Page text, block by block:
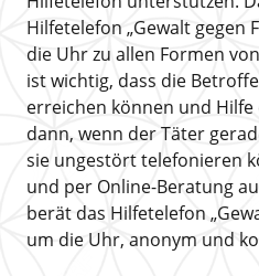
Hilfetelefon „Gewalt gegen
die Uhr zu allen Formen
ist wichtig, dass die
erreichen können und Hilfe
dann, wenn der Täter
sie ungestört telefonieren
und per Online-Beratung
berät das Hilfetelefon
um die Uhr, anonym und